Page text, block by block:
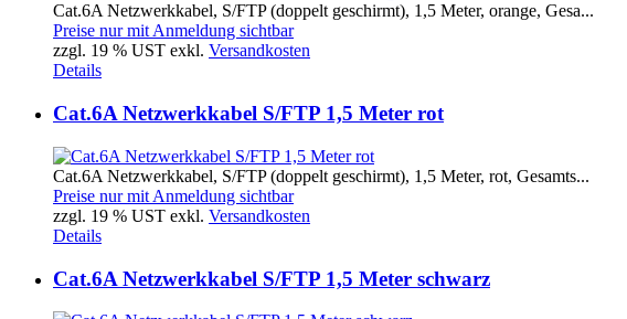
Cat.6A Netzwerkkabel, S/FTP (doppelt geschirmt), 1,5 Meter, orange, Gesa...
Preise nur mit Anmeldung sichtbar
zzgl. 19 % UST exkl. Versandkosten
Details
Cat.6A Netzwerkkabel S/FTP 1,5 Meter rot
Cat.6A Netzwerkkabel, S/FTP (doppelt geschirmt), 1,5 Meter, rot, Gesamts...
Preise nur mit Anmeldung sichtbar
zzgl. 19 % UST exkl. Versandkosten
Details
Cat.6A Netzwerkkabel S/FTP 1,5 Meter schwarz